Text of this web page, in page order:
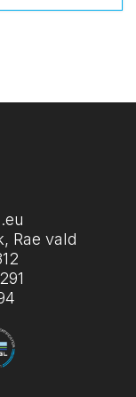
Rae vald